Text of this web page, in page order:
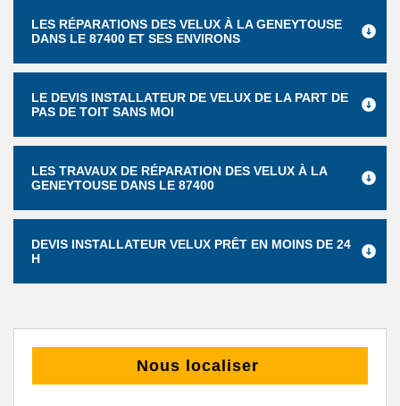
LES RÉPARATIONS DES VELUX À LA GENEYTOUSE
DANS LE 87400 ET SES ENVIRONS
LE DEVIS INSTALLATEUR DE VELUX DE LA PART DE
PAS DE TOIT SANS MOI
LES TRAVAUX DE RÉPARATION DES VELUX À LA
GENEYTOUSE DANS LE 87400
DEVIS INSTALLATEUR VELUX PRÊT EN MOINS DE 24
H
Nous localiser